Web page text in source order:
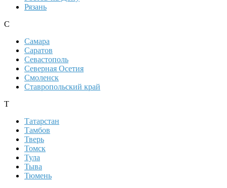
Рязань
С
Самара
Саратов
Севастополь
Северная Осетия
Смоленск
Ставропольский край
Т
Татарстан
Тамбов
Тверь
Томск
Тула
Тыва
Тюмень